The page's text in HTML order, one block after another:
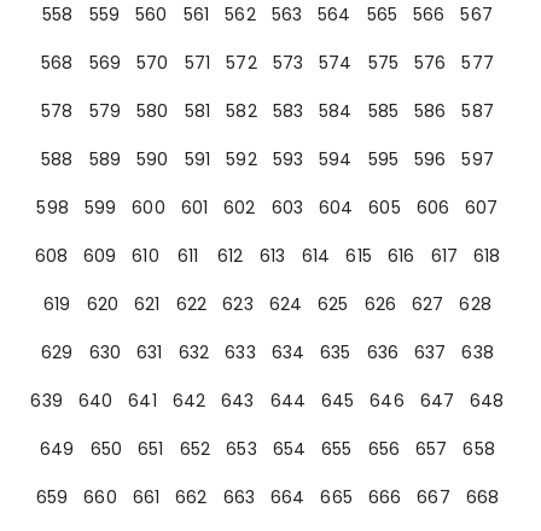
558
559 560 561 562 563 564 565 566
567
568
569 570 571 572 573 574 575 576
577
578
579 580 581 582 583 584 585 586
587
588
589 590 591 592 593 594 595 596
597
598
599 600 601 602 603 604 605 606
607
608
609 610 611 612 613 614 615 616 617
618
619
620 621 622 623 624 625 626 627
628
629
630 631 632 633 634 635 636 637
638
639
640 641 642 643 644 645 646 647
648
649
650 651 652 653 654 655 656 657
658
659
660 661 662 663 664 665 666 667
668